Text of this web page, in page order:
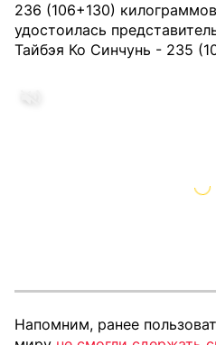
236 (106+130)
удостоилась
Тайбэя Ко Синчунь - 235
Напомним, ранее